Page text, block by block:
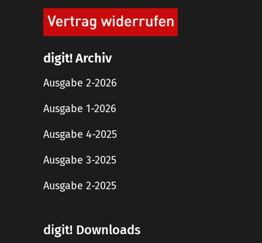
digit! Archiv
Ausgabe 2-2026
Ausgabe 1-2026
Ausgabe 4-2025
Ausgabe 3-2025
Ausgabe 2-2025
digit! Downloads